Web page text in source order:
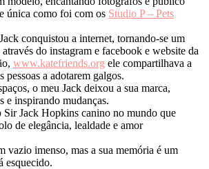
única como foi com os Studio P – Pets
conquistou a internet, tornando-se um
do instagram e facebook e website da
www.katefriends.org ele compartilhava a
pessoas a adotarem galgos.
o meu Jack deixou a sua marca,
e inspirando mudanças.
Sir Jack Hopkins canino no mundo que
de elegância, lealdade e amor
vazio imenso, mas a sua memória é um
esquecido.